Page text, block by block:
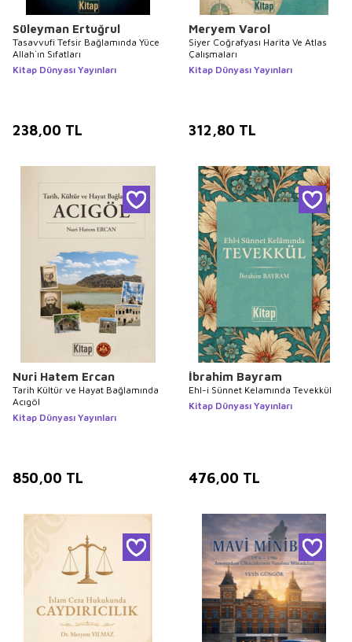
Süleyman Ertuğrul
Tasavvufi Tefsir Bağlamında Yüce
Allah`ın Sıfatları
Kitap Dünyası Yayınları
238,00 TL
Meryem Varol
Siyer Coğrafyası Harita Ve Atlas
Çalışmaları
Kitap Dünyası Yayınları
312,80 TL
Nuri Hatem Ercan
Tarih Kültür ve Hayat Bağlamında
Acıgöl
Kitap Dünyası Yayınları
850,00 TL
İbrahim Bayram
Ehl-i Sünnet Kelamında Tevekkül
Kitap Dünyası Yayınları
476,00 TL